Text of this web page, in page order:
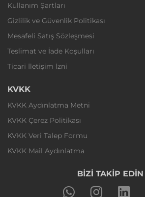
Kullanım Şartları
Gizlilik ve Güvenlik Politikası
Mesafeli Satış Sözleşmesi
Teslimat ve İade Koşulları
Ticari İletişim İzni
KVKK
KVKK Aydınlatma Metni
KVKK Çerez Politikası
KVKK Veri Talep Formu
KVKK Mail Aydınlatma
BİZİ TAKİP EDİN